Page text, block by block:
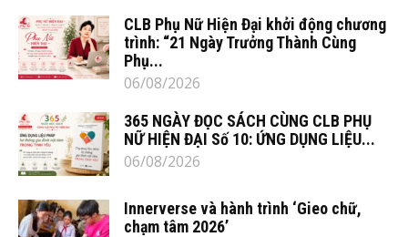
CLB Phụ Nữ Hiện Đại khởi động chương
trình: “21 Ngày Trưởng Thành Cùng
Phụ...
06/08/2026
365 NGÀY ĐỌC SÁCH CÙNG CLB PHỤ
NỮ HIỆN ĐẠI Số 10: ỨNG DỤNG LIỆU...
06/08/2026
Innerverse và hành trình ‘Gieo chữ,
chạm tâm 2026’